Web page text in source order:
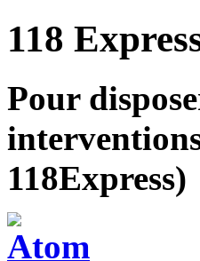
118
Pour
118Express)